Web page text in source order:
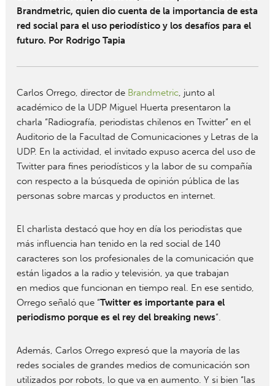
Brandmetric, quien dio cuenta de la importancia de esta
red social para el uso periodístico y los desafíos para el
futuro. Por Rodrigo Tapia
Carlos Orrego, director de Brandmetric, junto al
académico de la UDP Miguel Huerta presentaron la
charla “Radiografía, periodistas chilenos en Twitter” en el
Auditorio de la Facultad de Comunicaciones y Letras de la
UDP. En la actividad, el invitado expuso acerca del uso de
Twitter para fines periodísticos y la labor de su compañía
con respecto a la búsqueda de opinión pública de las
personas sobre marcas y productos en internet.
El charlista destacó que hoy en día los periodistas que
más influencia han tenido en la red social de 140
caracteres son los profesionales de la comunicación que
están ligados a la radio y televisión, ya que trabajan
en medios que funcionan en tiempo real. En ese sentido,
Orrego señaló que “Twitter es importante para el
periodismo porque es el rey del breaking news”.
Además, Carlos Orrego expresó que la mayoría de las
redes sociales de grandes medios de comunicación son
utilizados por robots, lo que va en aumento. Y si bien “las